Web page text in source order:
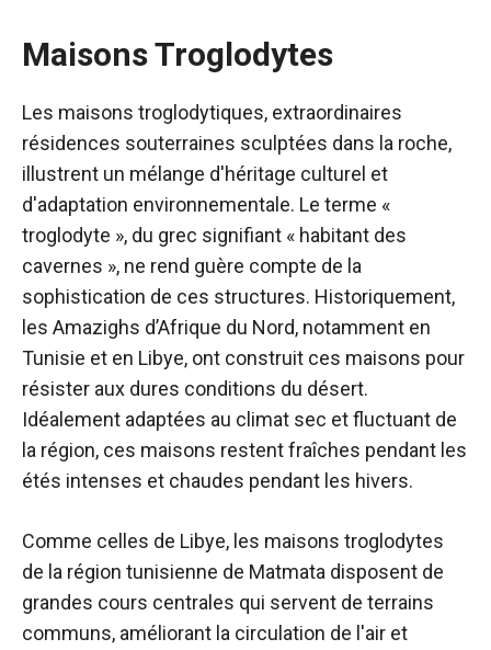
Maisons Troglodytes
Les maisons troglodytiques, extraordinaires
résidences souterraines sculptées dans la roche,
illustrent un mélange d'héritage culturel et
d'adaptation environnementale. Le terme «
troglodyte », du grec signifiant « habitant des
cavernes », ne rend guère compte de la
sophistication de ces structures. Historiquement,
les Amazighs d’Afrique du Nord, notamment en
Tunisie et en Libye, ont construit ces maisons pour
résister aux dures conditions du désert.
Idéalement adaptées au climat sec et fluctuant de
la région, ces maisons restent fraîches pendant les
étés intenses et chaudes pendant les hivers.
Comme celles de Libye, les maisons troglodytes
de la région tunisienne de Matmata disposent de
grandes cours centrales qui servent de terrains
communs, améliorant la circulation de l'air et